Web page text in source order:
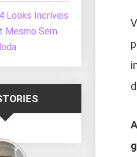
Looks Incríveis
Mesmo Sem